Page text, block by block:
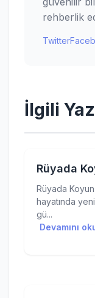
rehberlik
Twitter
İlgili
Rüyada
Rüyada
hayatında
gü...
Devamını